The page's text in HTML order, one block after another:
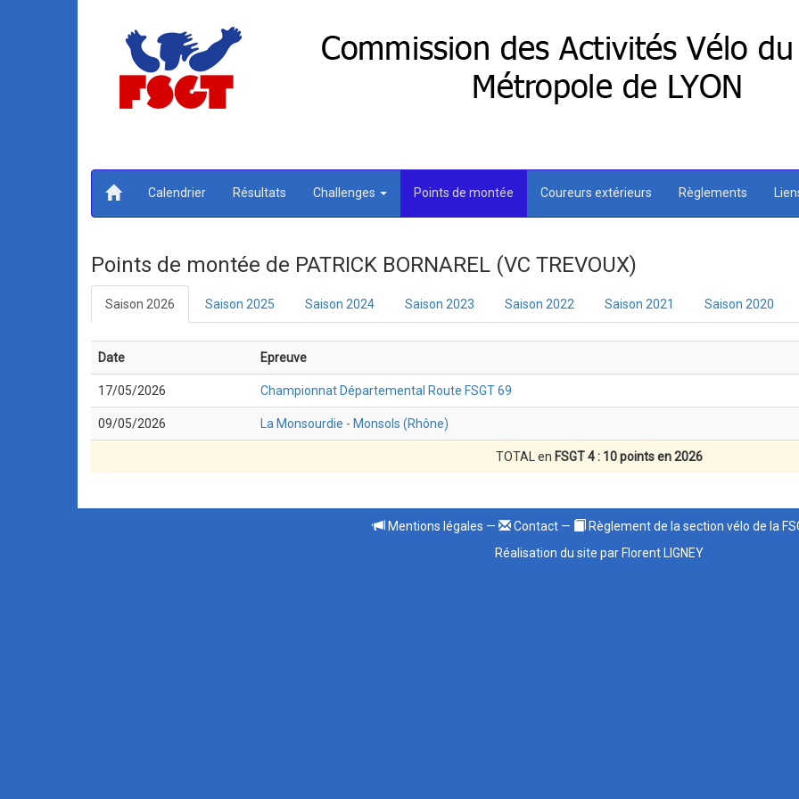
Calendrier Résultats Challenges Points de montée Coureurs extérieurs Règlements
Points de montée de PATRICK BORNAREL (VC TREVOUX)
Saison 2026 Saison 2025 Saison 2024 Saison 2023 Saison 2022 Saison 2021 Saison 2020
Date Epreuve
17/05/2026 Championnat Départemental Route FSGT 69
09/05/2026 La Monsourdie - Monsols (Rhône)
TOTAL en FSGT 4 : 10 points en 2026
Mentions légales — Contact—
Règlement de la section vélo de la
Réalisation du site par Florent LIGNEY